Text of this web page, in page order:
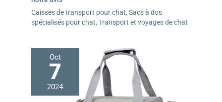
Caisses de transport pour chat, Sacs à dos
spécialisés pour chat, Transport et voyages de chat
Oct
7
2024